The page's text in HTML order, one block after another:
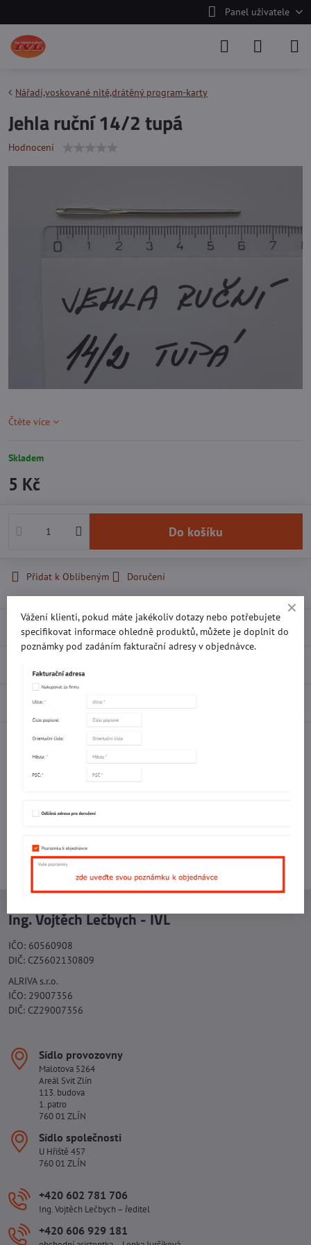
Panel uživatele
Nářadí,voskované nitě,drátěný program-karty
Jehla ruční 14/2 tupá
Hodnocení
Čtěte více
Skladem
5 Kč
Do košíku
Přidat k Oblíbeným Doručení
Popis
Diskuse
Facebook Twitter
Potřebujete poradit s objednávkou?
Kontaktujte nás:
+420 577 523 563
Ing. Vojtěch Lečbych - IVL
IČO: 60560908
DIČ: CZ5602130809
ALRIVA s.r.o.
IČO: 29007356
DIČ: CZ29007356
Sídlo provozovny
Malotova 5264
Areál Svit Zlín
113. budova
1. patro
760 01 ZLÍN
Sídlo společnosti
U Hřiště 457
760 01 ZLÍN
+420 602 781 706
Ing. Vojtěch Lečbych – ředitel
+420 606 929 181
Vážení klienti, pokud máte jakékoliv dotazy nebo potřebujete
specifikovat informace ohledně produktů, můžete je doplnit do
poznámky pod zadáním fakturační adresy v objednávce.